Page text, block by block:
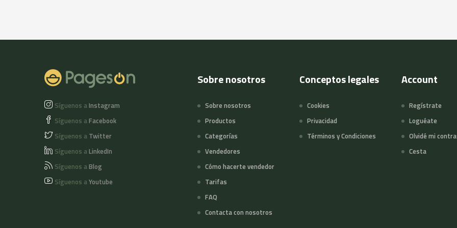
Síguenos aInstagram
Síguenos aFacebook
Síguenos a Twitter
Síguenos aLinkedIn
Síguenos aBlog
Síguenos aYoutube
Sobre nosotros
Sobre nosotros
Productos
Categorías
Vendedores
Cómo hacerte vendedor
Tarifas
FAQ
Contacta con nosotros
Conceptos legales
Cookies
Privacidad
Términos y Condiciones
Account
Regístrate
Loguéate
Olvidé mi
Cesta